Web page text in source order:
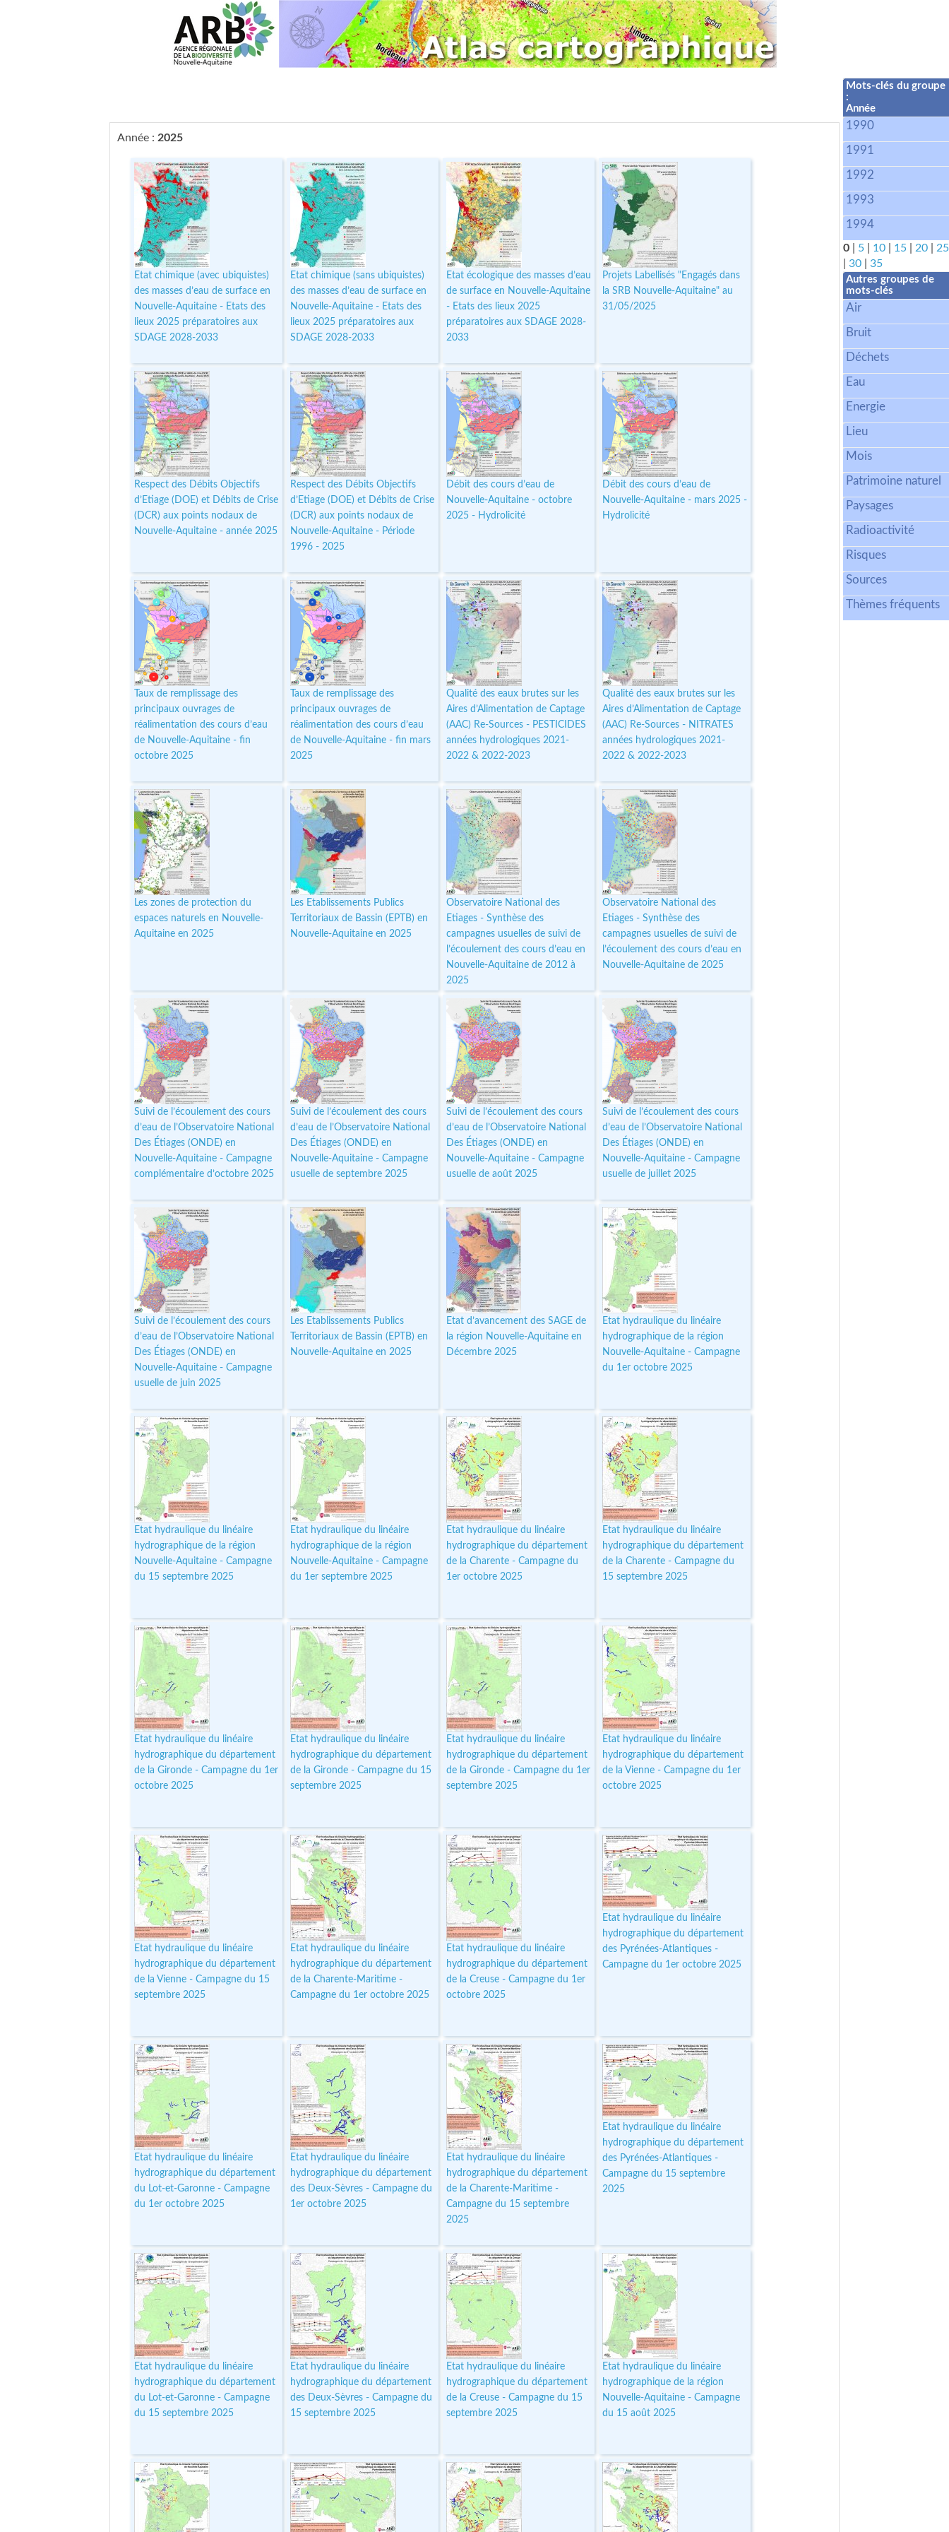
Année : 2025
Etat chimique (avec ubiquistes)
des masses d’eau de surface en
Nouvelle-Aquitaine - Etats des
lieux 2025 préparatoires aux
SDAGE 2028-2033
Etat chimique (sans ubiquistes)
des masses d’eau de surface en
Nouvelle-Aquitaine - Etats des
lieux 2025 préparatoires aux
SDAGE 2028-2033
Etat écologique des masses d’eau
de surface en Nouvelle-Aquitaine
- Etats des lieux 2025
préparatoires aux SDAGE 2028-
2033
Projets Labellisés "Engagés dans
la SRB Nouvelle-Aquitaine" au
31/05/2025
Respect des Débits Objectifs
d’Etiage (DOE) et Débits de Crise
(DCR) aux points nodaux de
Nouvelle-Aquitaine - année 2025
Respect des Débits Objectifs
d’Etiage (DOE) et Débits de Crise
(DCR) aux points nodaux de
Nouvelle-Aquitaine - Période
1996 - 2025
Débit des cours d’eau de
Nouvelle-Aquitaine - octobre
2025 - Hydrolicité
Débit des cours d’eau de
Nouvelle-Aquitaine - mars 2025 -
Hydrolicité
Taux de remplissage des
principaux ouvrages de
réalimentation des cours d’eau
de Nouvelle-Aquitaine - fin
octobre 2025
Taux de remplissage des
principaux ouvrages de
réalimentation des cours d’eau
de Nouvelle-Aquitaine - fin mars
2025
Qualité des eaux brutes sur les
Aires d’Alimentation de Captage
(AAC) Re-Sources - PESTICIDES
années hydrologiques 2021-
2022 & 2022-2023
Qualité des eaux brutes sur les
Aires d’Alimentation de Captage
(AAC) Re-Sources - NITRATES
années hydrologiques 2021-
2022 & 2022-2023
Les zones de protection du
espaces naturels en Nouvelle-
Aquitaine en 2025
Les Etablissements Publics
Territoriaux de Bassin (EPTB) en
Nouvelle-Aquitaine en 2025
Observatoire National des
Etiages - Synthèse des
campagnes usuelles de suivi de
l’écoulement des cours d’eau en
Nouvelle-Aquitaine de 2012 à
2025
Observatoire National des
Etiages - Synthèse des
campagnes usuelles de suivi de
l’écoulement des cours d’eau en
Nouvelle-Aquitaine de 2025
Suivi de l’écoulement des cours
d’eau de l’Observatoire National
Des Étiages (ONDE) en
Nouvelle-Aquitaine - Campagne
complémentaire d’octobre 2025
Suivi de l’écoulement des cours
d’eau de l’Observatoire National
Des Étiages (ONDE) en
Nouvelle-Aquitaine - Campagne
usuelle de septembre 2025
Suivi de l’écoulement des cours
d’eau de l’Observatoire National
Des Étiages (ONDE) en
Nouvelle-Aquitaine - Campagne
usuelle de août 2025
Suivi de l’écoulement des cours
d’eau de l’Observatoire National
Des Étiages (ONDE) en
Nouvelle-Aquitaine - Campagne
usuelle de juillet 2025
Suivi de l’écoulement des cours
d’eau de l’Observatoire National
Des Étiages (ONDE) en
Nouvelle-Aquitaine - Campagne
usuelle de juin 2025
Les Etablissements Publics
Territoriaux de Bassin (EPTB) en
Nouvelle-Aquitaine en 2025
Etat d’avancement des SAGE de
la région Nouvelle-Aquitaine en
Décembre 2025
Etat hydraulique du linéaire
hydrographique de la région
Nouvelle-Aquitaine - Campagne
du 1er octobre 2025
Etat hydraulique du linéaire
hydrographique de la région
Nouvelle-Aquitaine - Campagne
du 15 septembre 2025
Etat hydraulique du linéaire
hydrographique de la région
Nouvelle-Aquitaine - Campagne
du 1er septembre 2025
Etat hydraulique du linéaire
hydrographique du département
de la Charente - Campagne du
1er octobre 2025
Etat hydraulique du linéaire
hydrographique du département
de la Charente - Campagne du
15 septembre 2025
Etat hydraulique du linéaire
hydrographique du département
de la Gironde - Campagne du 1er
octobre 2025
Etat hydraulique du linéaire
hydrographique du département
de la Gironde - Campagne du 15
septembre 2025
Etat hydraulique du linéaire
hydrographique du département
de la Gironde - Campagne du 1er
septembre 2025
Etat hydraulique du linéaire
hydrographique du département
de la Vienne - Campagne du 1er
octobre 2025
Etat hydraulique du linéaire
hydrographique du département
de la Vienne - Campagne du 15
septembre 2025
Etat hydraulique du linéaire
hydrographique du département
de la Charente-Maritime -
Campagne du 1er octobre 2025
Etat hydraulique du linéaire
hydrographique du département
de la Creuse - Campagne du 1er
octobre 2025
Etat hydraulique du linéaire
hydrographique du département
des Pyrénées-Atlantiques -
Campagne du 1er octobre 2025
Etat hydraulique du linéaire
hydrographique du département
du Lot-et-Garonne - Campagne
du 1er octobre 2025
Etat hydraulique du linéaire
hydrographique du département
des Deux-Sèvres - Campagne du
1er octobre 2025
Etat hydraulique du linéaire
hydrographique du département
de la Charente-Maritime -
Campagne du 15 septembre
2025
Etat hydraulique du linéaire
hydrographique du département
des Pyrénées-Atlantiques -
Campagne du 15 septembre
2025
Etat hydraulique du linéaire
hydrographique du département
du Lot-et-Garonne - Campagne
du 15 septembre 2025
Etat hydraulique du linéaire
hydrographique du département
des Deux-Sèvres - Campagne du
15 septembre 2025
Etat hydraulique du linéaire
hydrographique du département
de la Creuse - Campagne du 15
septembre 2025
Etat hydraulique du linéaire
hydrographique de la région
Nouvelle-Aquitaine - Campagne
du 15 août 2025
Mots-clés du groupe
:
Année
1990
1991
1992
1993
1994
0 5 10 15 20
25
30 35
Autres groupes de
mots-clés
Air
Bruit
Déchets
Eau
Energie
Lieu
Mois
Patrimoine naturel
Paysages
Radioactivité
Risques
Sources
Thèmes fréquents